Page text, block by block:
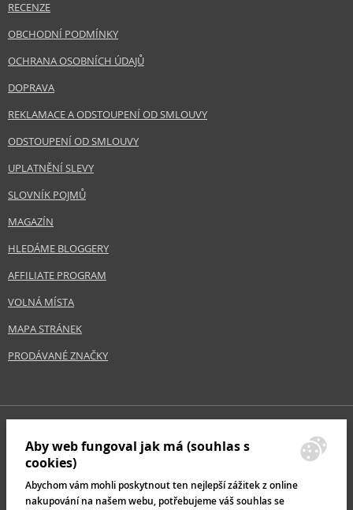
RECENZE
OBCHODNÍ PODMÍNKY
OCHRANA OSOBNÍCH ÚDAJŮ
DOPRAVA
REKLAMACE A ODSTOUPENÍ OD SMLOUVY
ODSTOUPENÍ OD SMLOUVY
UPLATNĚNÍ SLEVY
SLOVNÍK POJMŮ
MAGAZÍN
HLEDÁME BLOGGERY
AFFILIATE PROGRAM
VOLNÁ MÍSTA
MAPA STRÁNEK
PRODÁVANÉ ZNAČKY
Aby web fungoval jak má (souhlas s
cookies)
Abychom vám mohli poskytnout ten nejlepší zážitek z online
nakupování na našem webu, potřebujeme váš souhlas se